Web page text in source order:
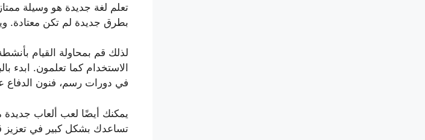
تعلم لغة جديدة هو وسيلة
بطرق جديدة لم تكن معتادة.
لذلك قم بمحاولة القيام
الاستخدام كما تعلمون. ابدء
في دورات رسم، فنون الدفاع
يمكنك أيضًا لعب ألعاب جديدة
تساعدك بشكل كبير في تعزيز